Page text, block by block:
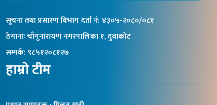
सूचना तथा प्रसारण विभाग दर्ता नंं: ४३०५-२०८०/०८१
ठेगानाः चाँगुनारायण नगरपालिका १, दुवाकोट
सम्पर्क: ९८५१२०८१२७
हाम्रो टीम